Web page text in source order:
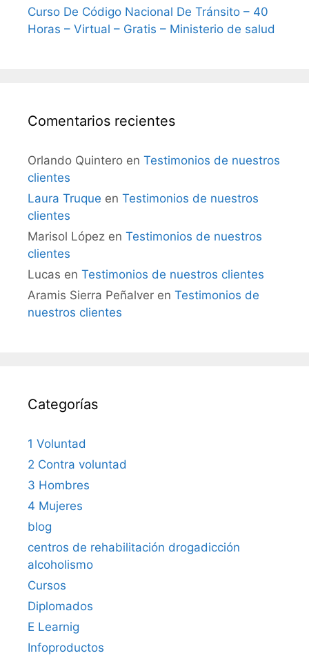
Curso De Código Nacional De Tránsito – 40
Horas – Virtual – Gratis – Ministerio de salud
Comentarios recientes
Orlando Quintero en Testimonios de nuestros
clientes
Laura Truque en Testimonios de nuestros
clientes
Marisol López en Testimonios de nuestros
clientes
Lucas en Testimonios de nuestros clientes
Aramis Sierra Peñalver en Testimonios de
nuestros clientes
Categorías
1 Voluntad
2 Contra voluntad
3 Hombres
4 Mujeres
blog
centros de rehabilitación drogadicción
alcoholismo
Cursos
Diplomados
E Learnig
Infoproductos